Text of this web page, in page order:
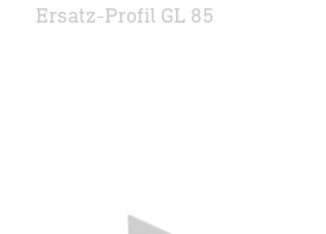
Ersatz-Profil GL 85